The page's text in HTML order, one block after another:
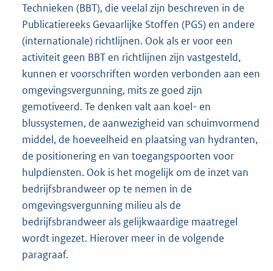
Technieken (BBT), die veelal zijn beschreven in de
Publicatiereeks Gevaarlijke Stoffen (PGS) en andere
(internationale) richtlijnen. Ook als er voor een
activiteit geen BBT en richtlijnen zijn vastgesteld,
kunnen er voorschriften worden verbonden aan een
omgevingsvergunning, mits ze goed zijn
gemotiveerd. Te denken valt aan koel- en
blussystemen, de aanwezigheid van schuimvormend
middel, de hoeveelheid en plaatsing van hydranten,
de positionering en van toegangspoorten voor
hulpdiensten. Ook is het mogelijk om de inzet van
bedrijfsbrandweer op te nemen in de
omgevingsvergunning milieu als de
bedrijfsbrandweer als gelijkwaardige maatregel
wordt ingezet. Hierover meer in de volgende
paragraaf.